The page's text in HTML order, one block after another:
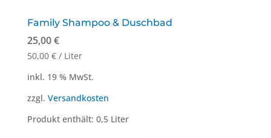
Family Shampoo & Duschbad
25,00€
50,00 €/ Liter
inkl. 19 % MwSt.
zzgl. Versandkosten
Produkt enthält: 0,5 Liter